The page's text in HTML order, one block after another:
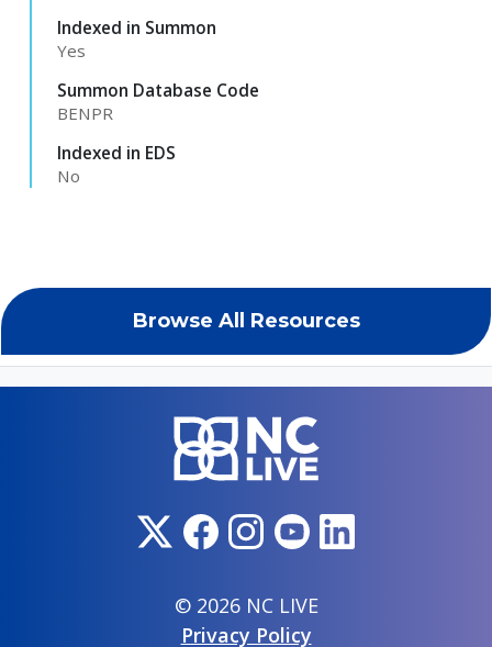
Browse All Resources
Indexed in Summon
Yes
Summon Database Code
BENPR
Indexed in EDS
No
© 2026 NC LIVE
Privacy Policy